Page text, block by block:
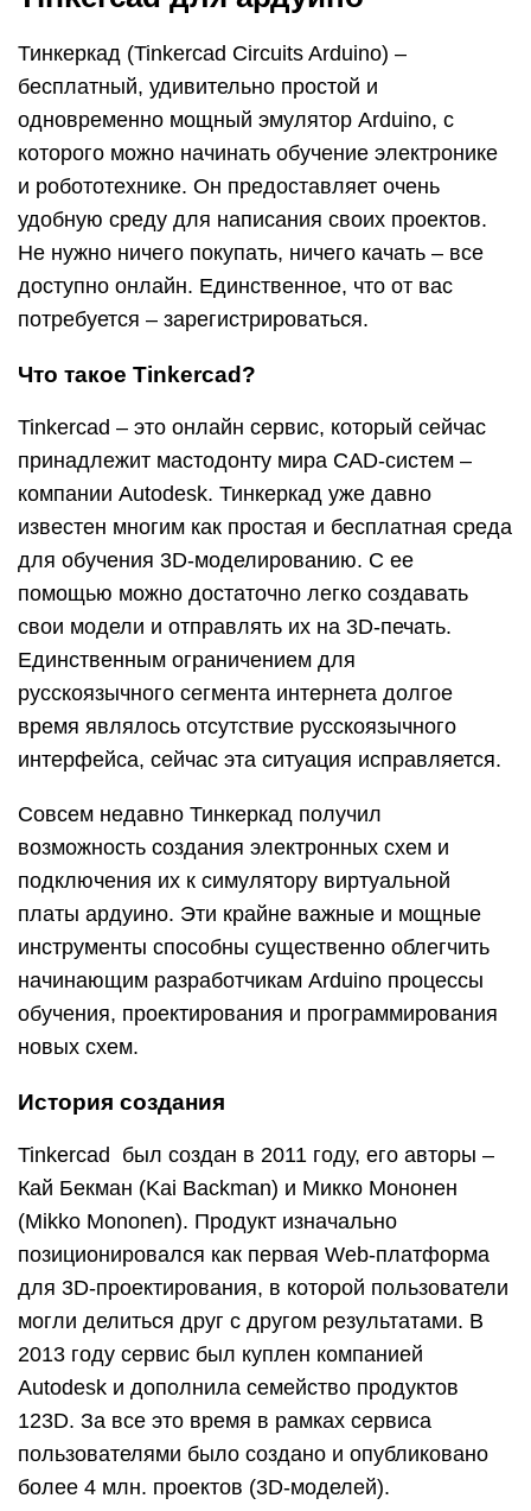
Тинкеркад (Tinkercad Circuits Arduino) –
бесплатный, удивительно простой и
одновременно мощный эмулятор Arduino, с
которого можно начинать обучение электронике
и робототехнике. Он предоставляет очень
удобную среду для написания своих проектов.
Не нужно ничего покупать, ничего качать – все
доступно онлайн. Единственное, что от вас
потребуется – зарегистрироваться.
Что такое Tinkercad?
Tinkercad – это онлайн сервис, который сейчас
принадлежит мастодонту мира CAD-систем –
компании Autodesk. Тинкеркад уже давно
известен многим как простая и бесплатная среда
для обучения 3D-моделированию. С ее
помощью можно достаточно легко создавать
свои модели и отправлять их на 3D-печать.
Единственным ограничением для
русскоязычного сегмента интернета долгое
время являлось отсутствие русскоязычного
интерфейса, сейчас эта ситуация исправляется.
Совсем недавно Тинкеркад получил
возможность создания электронных схем и
подключения их к симулятору виртуальной
платы ардуино. Эти крайне важные и мощные
инструменты способны существенно облегчить
начинающим разработчикам Arduino процессы
обучения, проектирования и программирования
новых схем.
История создания
Tinkercad был создан в 2011 году, его авторы –
Кай Бекман (Kai Backman) и Микко Мононен
(Mikko Mononen). Продукт изначально
позиционировался как первая Web-платформа
для 3D-проектирования, в которой пользователи
могли делиться друг с другом результатами. В
2013 году сервис был куплен компанией
Autodesk и дополнила семейство продуктов
123D. За все это время в рамках сервиса
пользователями было создано и опубликовано
более 4 млн. проектов (3D-моделей).